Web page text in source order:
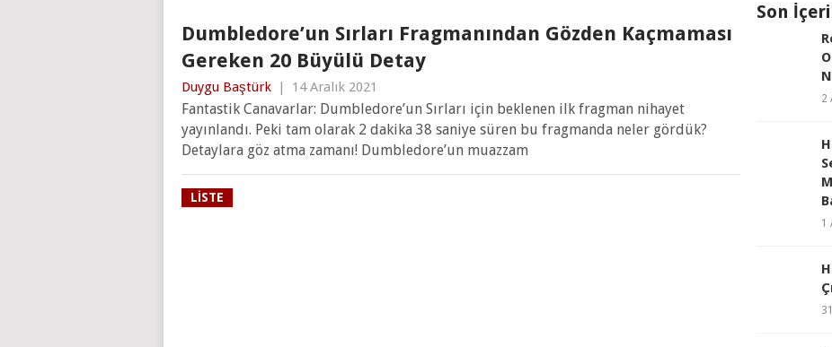
Dumbledore’un Sırları Fragmanından Gözden Kaçmaması
Gereken 20 Büyülü Detay
Duygu Baştürk 14 Aralık 2021
Fantastik Canavarlar: Dumbledore’un Sırları için beklenen ilk fragman nihayet
yayınlandı. Peki tam olarak 2 dakika 38 saniye süren bu fragmanda neler gördük?
Detaylara göz atma zamanı! Dumbledore’un muazzam
LISTE
Son
2
1